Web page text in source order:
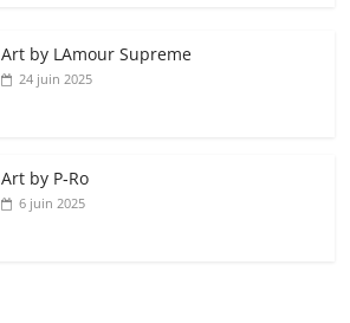
Art by LAmour Supreme
24 juin 2025
Art by P‑Ro
6 juin 2025